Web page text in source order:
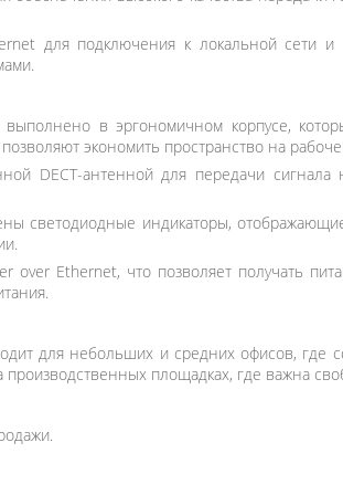
для подключения к локальной сети и
выполнено в эргономичном корпусе,
экономить пространство на
DECT-антенной для передачи сигнала
светодиодные индикаторы,
over Ethernet, что позволяет получать
для небольших и средних офисов, где
производственных площадках, где важна